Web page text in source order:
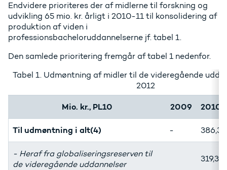
Endvidere prioriteres der af midlerne til forskning og
udvikling 65 mio. kr. årligt i 2010-11 til konsolidering af
produktion af viden i
professionsbacheloruddannelserne jf. tabel 1.
Den samlede prioritering fremgår af tabel 1 nedenfor.
Tabel 1. Udmøntning af midler til de videregående
2012
Mio. kr., PL10 2009 2010
Til udmøntning i alt(4) - 386,3
- Heraf fra globaliseringsreserven til
de videregående uddannelser
319,3